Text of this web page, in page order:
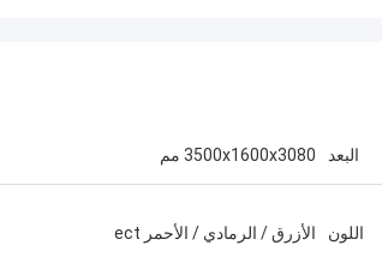
البعد 3500x1600x3080 مم
اللون الأزرق / الرمادي / الأحمر ect